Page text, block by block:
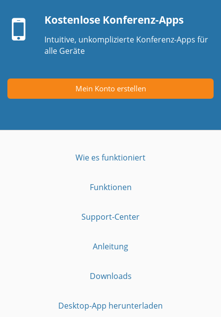
Kostenlose Konferenz-Apps
Intuitive, unkomplizierte Konferenz-Apps für
alle Geräte
Mein Konto erstellen
Wie es funktioniert
Funktionen
Support-Center
Anleitung
Downloads
Desktop-App herunterladen